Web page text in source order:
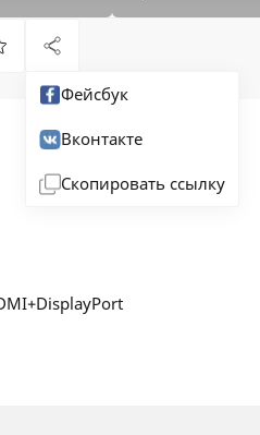
Фейсбук
Вконтакте
Скопировать ссылку